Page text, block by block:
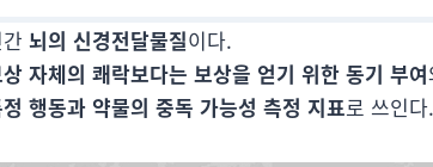
뇌의 신경전달물질이다.
자체의 쾌락보다는 보상을 얻기 위한 동기 부여
행동과 약물의 중독 가능성 측정 지표로 쓰인다.